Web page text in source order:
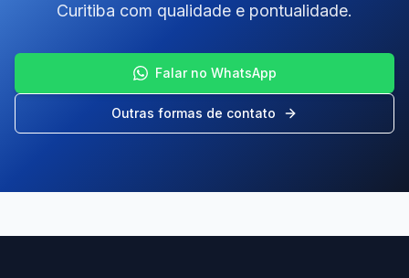
Curitiba com qualidade e pontualidade.
Falar no WhatsApp
Outras formas de contato